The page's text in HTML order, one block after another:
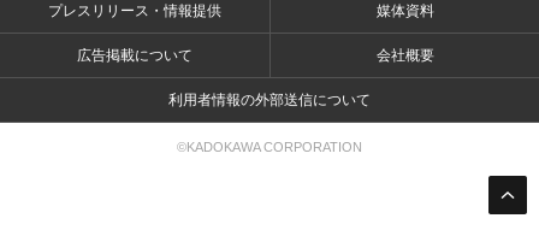
プレスリリース・情報提供 媒体資料
広告掲載について 会社概要
利用者情報の外部送信について
©KADOKAWA CORPORATION